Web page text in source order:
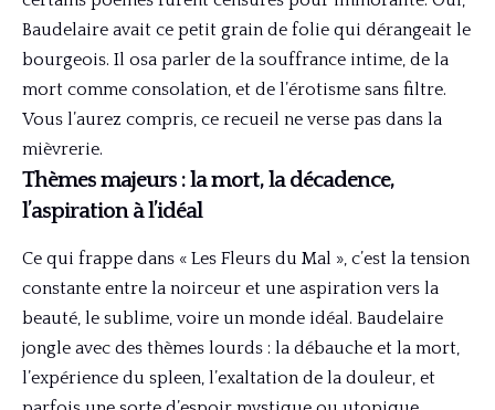
Baudelaire avait ce petit grain de folie qui dérangeait le
bourgeois. Il osa parler de la souffrance intime, de la
mort comme consolation, et de l’érotisme sans filtre.
Vous l’aurez compris, ce recueil ne verse pas dans la
mièvrerie.
Thèmes majeurs : la mort, la décadence,
l’aspiration à l’idéal
Ce qui frappe dans « Les Fleurs du Mal », c’est la tension
constante entre la noirceur et une aspiration vers la
beauté, le sublime, voire un monde idéal. Baudelaire
jongle avec des thèmes lourds : la débauche et la mort,
l’expérience du spleen, l’exaltation de la douleur, et